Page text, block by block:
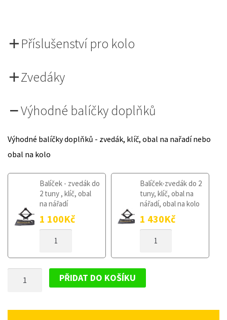
Příslušenství pro kolo
Zvedáky
Výhodné balíčky doplňků
Výhodné balíčky doplňků - zvedák, klíč, obal na nařadí nebo
obal na kolo
Balíček - zvedák do
2 tuny , klíč, obal
na nářadí
1 100Kč
KOLO
OD
Balíček-zvedák do 2
tuny, klíč, obal na
nářadí, obal na kolo
1 430Kč
KOLO
OD
DOBLO
PŘIDAT DO KOŠÍKU